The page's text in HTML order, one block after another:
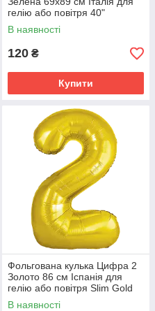
гелію або повітря 40"
В наявності
120 ₴
Купити
Фольгована кулька Цифра 2
Золото 86 см Іспанія для
гелію або повітря Slim Gold
34"
В наявності